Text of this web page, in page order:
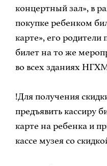
концертный зал», в
покупке ребенком
карте», его родители
билет на то же
во всех зданиях
!️Для получения
предъявить кассиру
карте на ребенка и
кассе музея со